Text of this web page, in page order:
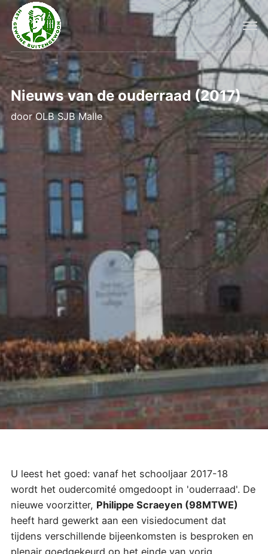
Nieuws van de ouderraad (2017)
doorOLB SJB Malle
U leest het goed: vanaf het schooljaar 2017-18
wordt het oudercomité omgedoopt in 'ouderraad'. De
nieuwe voorzitter, Philippe Scraeyen (98MTWE)
heeft hard gewerkt aan een visiedocument dat
tijdens verschillende bijeenkomsten is besproken en